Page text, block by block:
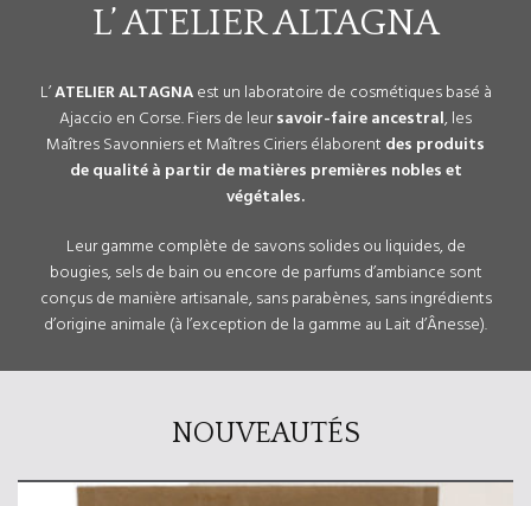
L’ ATELIER ALTAGNA
L’ATELIER ALTAGNAest un laboratoire de cosmétiques basé à
Ajaccio en Corse. Fiers de leursavoir-faire ancestral, les
Maîtres Savonniers et Maîtres Ciriers élaborent des produits
de qualité à partir de matières premières nobles et
végétales.
Leur gamme complète de savons solides ou liquides, de
bougies, sels de bain ou encore de parfums d’ambiance sont
conçus de manière artisanale, sans parabènes, sans ingrédients
d’origine animale (à l’exception de la gamme au Lait d’Ânesse).
NOUVEAUTÉS